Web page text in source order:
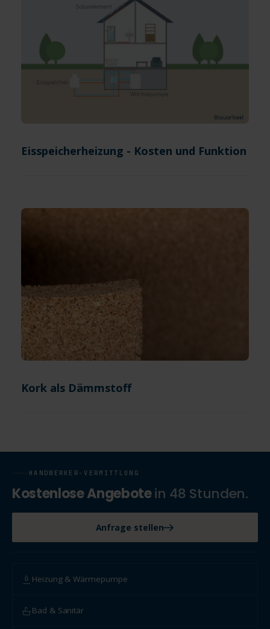
Eisspeicherheizung - Kosten und Funktion
Kork als Dämmstoff
HANDWERKER-VERMITTLUNG
Kostenlose Angebotein 48 Stunden.
Anfrage stellen
Heizung & Wärmepumpe
Bad & Sanitär